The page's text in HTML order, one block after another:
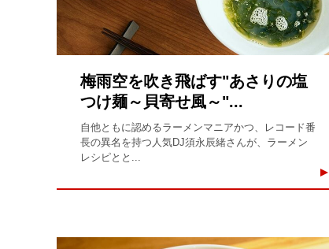
梅雨空を吹き飛ばす"あさりの塩
つけ麺～貝寄せ風～"...
自他ともに認めるラーメンマニアかつ、レコード番
長の異名を持つ人気DJ須永辰緒さんが、ラーメン
レシピとと...